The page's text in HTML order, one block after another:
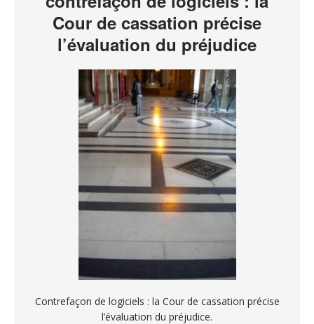
Cour de cassation précise
l’évaluation du préjudice
Contrefaçon de logiciels : la Cour de cassation précise
l’évaluation du préjudice.